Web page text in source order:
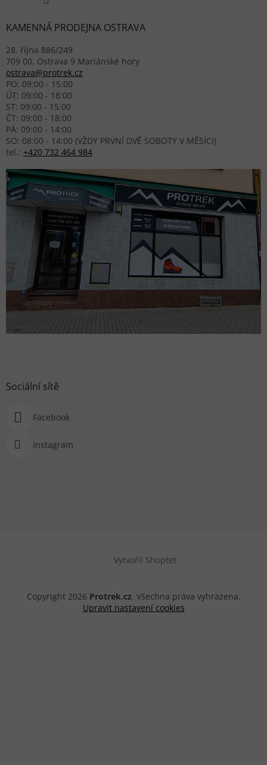
KAMENNÁ PRODEJNA OSTRAVA
28. října 886/249
709 00, Ostrava 9 Mariánské hory
ostrava@protrek.cz
PO: 09:00 - 15:00
ÚT: 09:00 - 18:00
ST: 09:00 - 15:00
ČT: 09:00 - 18:00
PÁ: 09:00 - 14:00
SO: 08:00 - 14:00 (VŽDY PRVNÍ DVĚ SOBOTY V MĚSÍCI)
tel.: +420 732 464 984
Sociální sítě
Facebook
Instagram
Vytvořil Shoptet
Copyright 2026 Protrek.cz. Všechna práva vyhrazena.
Upravit nastavení cookies